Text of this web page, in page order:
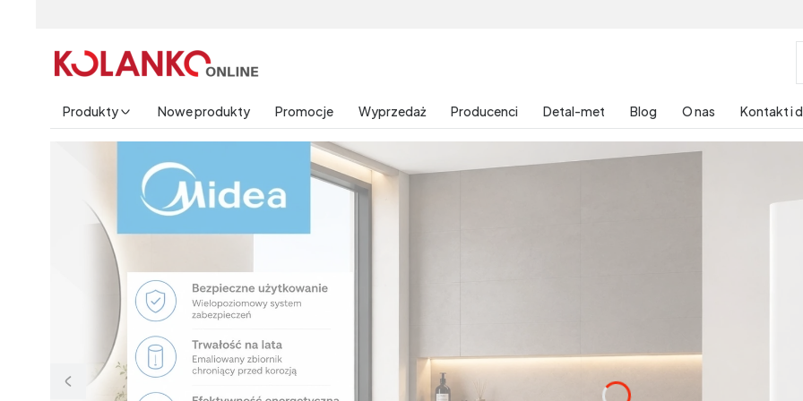
Produkty Nowe produkty Promocje Wyprzedaż Producenci Detal-met Blog O nas
Kontakt i